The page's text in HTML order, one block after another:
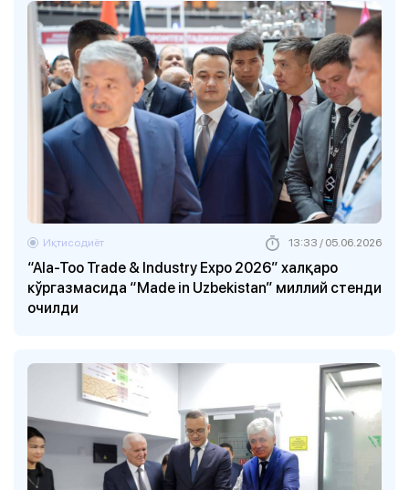
“Ala-Too Trade & Industry Expo 2026” халқаро
кўргазмасида “Made in Uzbekistan” миллий стенди
очилди
Иқтисодиёт 13:33 / 05.06.2026